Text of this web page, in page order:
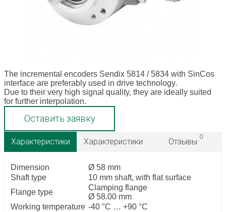
The incremental encoders Sendix 5814 / 5834 with SinCos
interface are preferably used in drive technology.
Due to their very high signal quality, they are ideally suited
for further interpolation.
Оставить заявку
Характеристики Характеристики Отзывы
0
Dimension
Ø 58 mm
Shaft type
10 mm shaft, with flat surface
Flange type
Clamping flange
Ø 58.00 mm
Working temperature -40 °C … +90 °C